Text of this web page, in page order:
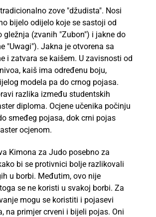
zove "džudista". Nosi
bijelo odijelo koje se sastoji od
gležnja (zvanih "Zubon") i jakne do
"Uwagi"). Jakna je otvorena sa
i zatvara se kaišem. U zavisnosti od
kaiš ima određenu boju,
modela pa do crnog pojasa.
razlika između studentskih
diploma. Ocjene učenika počinju
smeđeg pojasa, dok crni pojas
ocjenom.
Kimona za Judo posebno za
bi se protivnici bolje razlikovali
u borbi. Međutim, ovo nije
se ne koristi u svakoj borbi. Za
mogu se koristiti i pojasevi
na primjer crveni i bijeli pojas. Oni